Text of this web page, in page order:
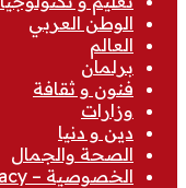
الوطن العربي
العالم
برلمان
فنون و ثقافة
وزارات
دين و دنيا
الصحة والجمال
الخصوصية – Privacy